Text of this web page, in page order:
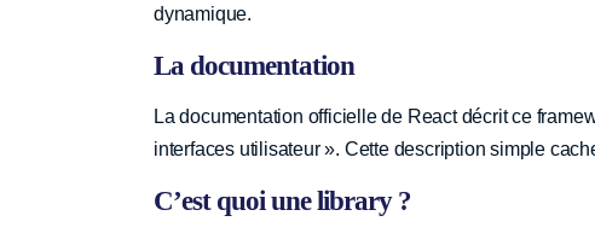
dynamique.
La documentation
La documentation officielle de React décrit ce
interfaces utilisateur ». Cette description simple
C’est quoi une library ?